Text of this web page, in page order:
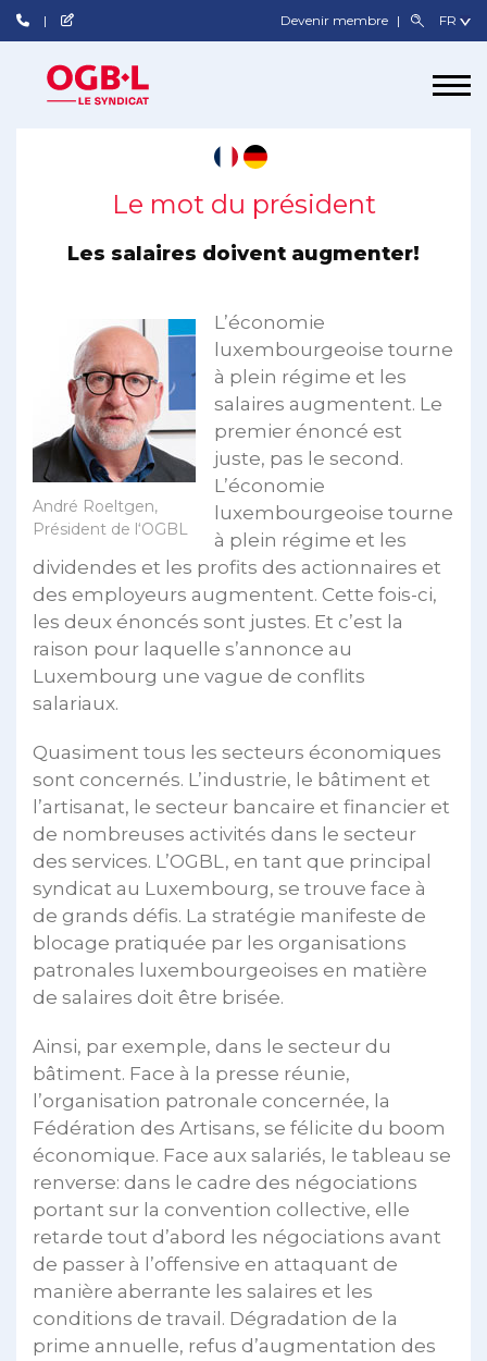
Devenir membre
Le mot du président
Les salaires doivent augmenter!
André Roeltgen,
Président de l‘OGBL
L’économie
luxembourgeoise tourne
à plein régime et les
salaires augmentent. Le
premier énoncé est
juste, pas le second.
L’économie
luxembourgeoise tourne
à plein régime et les
dividendes et les profits des actionnaires et
des employeurs augmentent. Cette fois-ci,
les deux énoncés sont justes. Et c’est la
raison pour laquelle s’annonce au
Luxembourg une vague de conflits
salariaux.
Quasiment tous les secteurs économiques
sont concernés. L’industrie, le bâtiment et
l’artisanat, le secteur bancaire et financier et
de nombreuses activités dans le secteur
des services. L’OGBL, en tant que principal
syndicat au Luxembourg, se trouve face à
de grands défis. La stratégie manifeste de
blocage pratiquée par les organisations
patronales luxembourgeoises en matière
de salaires doit être brisée.
Ainsi, par exemple, dans le secteur du
bâtiment. Face à la presse réunie,
l’organisation patronale concernée, la
Fédération des Artisans, se félicite du boom
économique. Face aux salariés, le tableau se
renverse: dans le cadre des négociations
portant sur la convention collective, elle
retarde tout d’abord les négociations avant
de passer à l’offensive en attaquant de
manière aberrante les salaires et les
conditions de travail. Dégradation de la
prime annuelle, refus d’augmentation des